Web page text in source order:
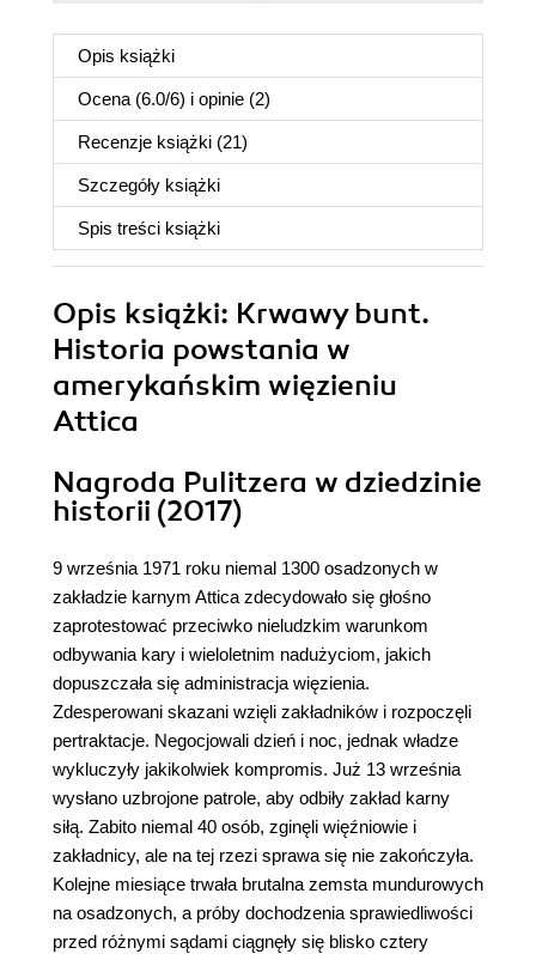
Opis książki
Ocena (6.0/6) i opinie (2)
Recenzje książki (21)
Szczegóły książki
Spis treści książki
Opis książki: Krwawy bunt.
Historia powstania w
amerykańskim więzieniu
Attica
Nagroda Pulitzera w dziedzinie
historii (2017)
9 września 1971 roku niemal 1300 osadzonych w
zakładzie karnym Attica zdecydowało się głośno
zaprotestować przeciwko nieludzkim warunkom
odbywania kary i wieloletnim nadużyciom, jakich
dopuszczała się administracja więzienia.
Zdesperowani skazani wzięli zakładników i rozpoczęli
pertraktacje. Negocjowali dzień i noc, jednak władze
wykluczyły jakikolwiek kompromis. Już 13 września
wysłano uzbrojone patrole, aby odbiły zakład karny
siłą. Zabito niemal 40 osób, zginęli więźniowie i
zakładnicy, ale na tej rzezi sprawa się nie zakończyła.
Kolejne miesiące trwała brutalna zemsta mundurowych
na osadzonych, a próby dochodzenia sprawiedliwości
przed różnymi sądami ciągnęły się blisko cztery